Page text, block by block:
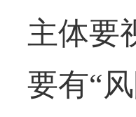
主体要
要有“